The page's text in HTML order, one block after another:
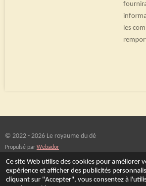
Ce site Web utilise des cookies pour améliorer
expérience et afficher des publicités
cliquant sur "Accepter", vous consentez à
les
© 2022 - 2026 Le royaume du dé
Propulsé par Webador